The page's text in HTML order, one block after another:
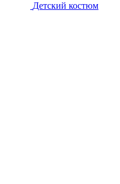
Детский костюм